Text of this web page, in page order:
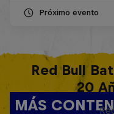
Próximo evento
MÁS
Red Bull
20